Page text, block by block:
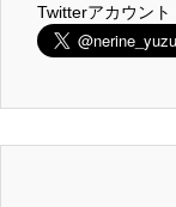
Twitterアカウント